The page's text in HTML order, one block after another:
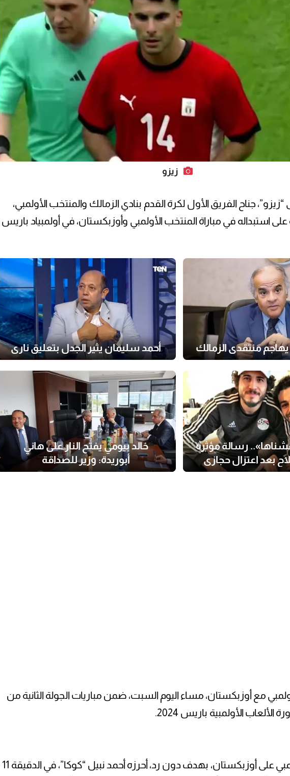
زيزو
جناح الفريق الأول لكرة القدم بنادي الزمالك والمنتخب الأولمبي،
استبداله في مباراة المنتخب الأولمبي وأوزبكستان، في أولمبياد باريس
منتقدي الزمالك أحمد سليمان يثير الجدل بتعليق ناري
رسالة مؤثرة
بعد اعتزال حجازي
خالد بيومي يفتح النار على هاني
أبوريدة: وزير للصداقة
مع أوزبكستان، مساء اليوم السبت، ضمن مباريات الجولة الثانية من
الأولمبية باريس 2024.
وفاز المنتخب الأولمبي على أوزبكستان، بهدف دون رد، أحرزه أحمد نبيل “كوكا”، في الدقيقة 11